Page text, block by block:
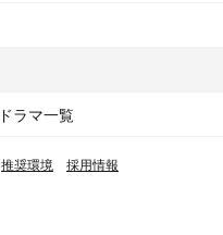
ドラマ一覧
推奨環境 採用情報